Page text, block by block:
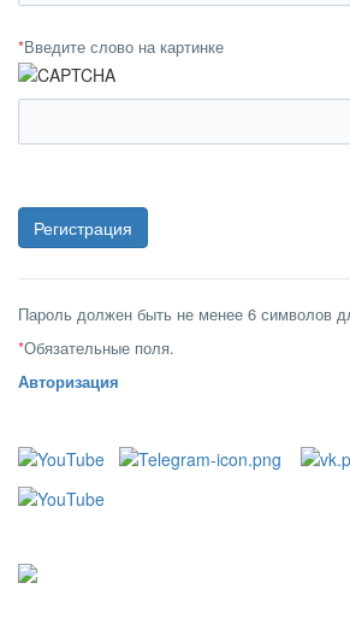
*Введите слово на картинке
Пароль должен быть не менее 6 символов
*Обязательные поля.
Авторизация